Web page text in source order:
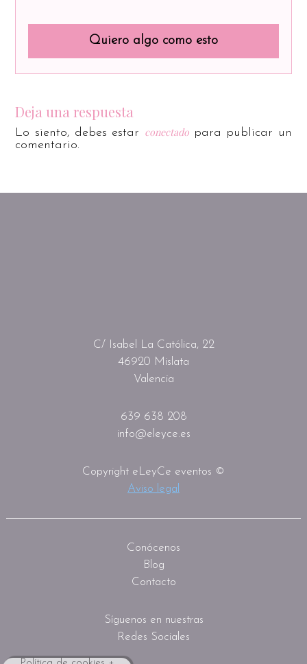
Quiero algo como esto
Deja una respuesta
Lo siento, debes estar conectadopara publicar un
comentario.
C/ Isabel La Católica, 22
46920 Mislata
Valencia
639 638 208
info@eleyce.es
Copyright eLeyCe eventos ©
Aviso legal
Conócenos
Blog
Contacto
Síguenos en nuestras
Redes Sociales